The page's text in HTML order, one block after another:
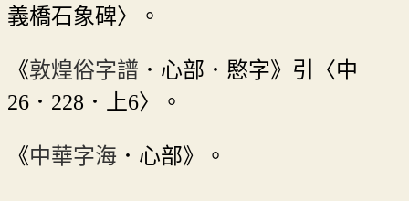
義橋石象碑〉。
《敦煌俗字譜 ．心部．愍字》引〈中
26．228．上6〉。
《中華字海 ．心部》。